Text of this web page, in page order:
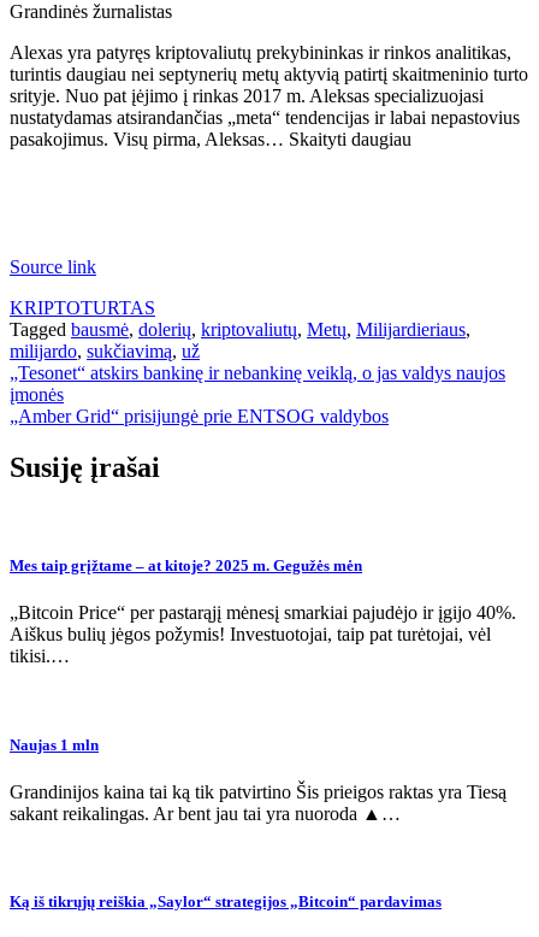
Grandinės žurnalistas
Alexas yra patyręs kriptovaliutų prekybininkas ir rinkos analitikas,
turintis daugiau nei septynerių metų aktyvią patirtį skaitmeninio turto
srityje. Nuo pat įėjimo į rinkas 2017 m. Aleksas specializuojasi
nustatydamas atsirandančias „meta“ tendencijas ir labai nepastovius
pasakojimus. Visų pirma, Aleksas… Skaityti daugiau
Source link
KRIPTOTURTAS
Tagged bausmė, dolerių, kriptovaliutų, Metų, Milijardieriaus,
milijardo, sukčiavimą, už
Navigacija
tarp
„Tesonet“ atskirs bankinę ir nebankinę veiklą, o jas valdys naujos
įmonės
„Amber Grid“ prisijungė prie ENTSOG valdybos
Susiję įrašai
Mes taip grįžtame – at kitoje? 2025 m. Gegužės mėn
„Bitcoin Price“ per pastarąjį mėnesį smarkiai pajudėjo ir įgijo 40%.
Aiškus bulių jėgos požymis! Investuotojai, taip pat turėtojai, vėl
tikisi.…
Naujas 1 mln
Grandinijos kaina tai ką tik patvirtino Šis prieigos raktas yra Tiesą
sakant reikalingas. Ar bent jau tai yra nuoroda ▲…
Ką iš tikrųjų reiškia „Saylor“ strategijos „Bitcoin“ pardavimas